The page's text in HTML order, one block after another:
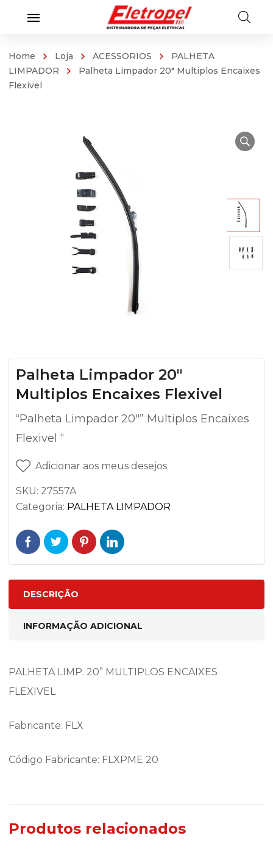
Home Loja ACESSORIOS
PALHETA
LIMPADOR
Palheta Limpador 20″ Multiplos Encaixes
Flexivel
Palheta Limpador 20″
Multiplos Encaixes Flexivel
“Palheta Limpador 20″” Multiplos Encaixes
Flexivel “
Adicionar aos meus desejos
SKU: 27557A
Categoria: PALHETA LIMPADOR
DESCRIÇÃO
INFORMAÇÃO ADICIONAL
PALHETA LIMP. 20” MULTIPLOS ENCAIXES
FLEXIVEL
Fabricante: FLX
Código Fabricante: FLXPME 20
Produtos relacionados